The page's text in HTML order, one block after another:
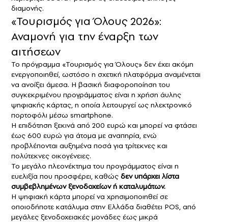
διαμονής.
«Τουρισμός για Όλους 2026»:
Αναμονή για την έναρξη των
αιτήσεων
Το πρόγραμμα «Τουρισμός για Όλους» δεν έχει ακόμη
ενεργοποιηθεί, ωστόσο η σχετική πλατφόρμα αναμένεται
να ανοίξει άμεσα. Η βασική διαφοροποίηση του
συγκεκριμένου προγράμματος είναι η χρήση άυλης
ψηφιακής κάρτας, η οποία λειτουργεί ως ηλεκτρονικό
πορτοφόλι μέσω smartphone.
Η επιδότηση ξεκινά από 200 ευρώ και μπορεί να φτάσει
έως 600 ευρώ για άτομα με αναπηρία, ενώ
προβλέπονται αυξημένα ποσά για τρίτεκνες και
πολύτεκνες οικογένειες.
Το μεγάλο πλεονέκτημα του προγράμματος είναι η
ευελιξία που προσφέρει, καθώς δεν υπάρχει λίστα
συμβεβλημένων ξενοδοχείων ή καταλυμάτων.
Η ψηφιακή κάρτα μπορεί να χρησιμοποιηθεί σε
οποιοδήποτε κατάλυμα στην Ελλάδα διαθέτει POS, από
μεγάλες ξενοδοχειακές μονάδες έως μικρά